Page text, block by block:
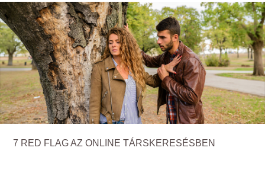
7 RED FLAG AZ ONLINE TÁRSKERESÉSBEN